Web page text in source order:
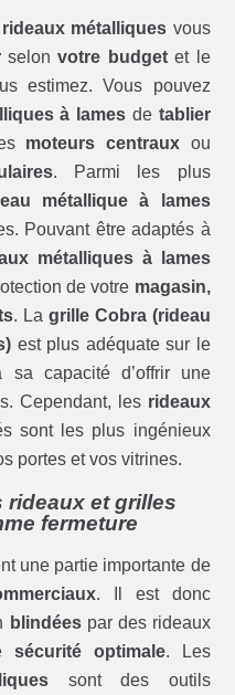
rideaux métalliques vous
selonvotre budgetet le
estimez. Vous pouvez
à lames de tablier
moteurs centraux ou
. Parmi les plus
métallique à lames
Pouvant être adaptés à
métalliques à lames
de votre magasin,
. La grille Cobra (rideau
est plus adéquate sur le
sa capacité d’offrir une
Cependant, les rideaux
sont les plus ingénieux
portes et vos vitrines.
et grilles
fermeture
une partie importante de
. Il est donc
blindéespar des rideaux
sécurité optimale. Les
sont des outils